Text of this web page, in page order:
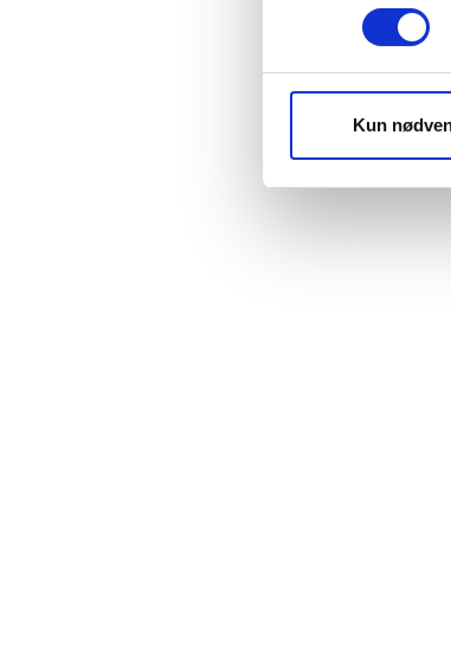
din browser når
websitet, samt til
fungerer korrekt.
Vejledning i at
Vejledning i at
Kun